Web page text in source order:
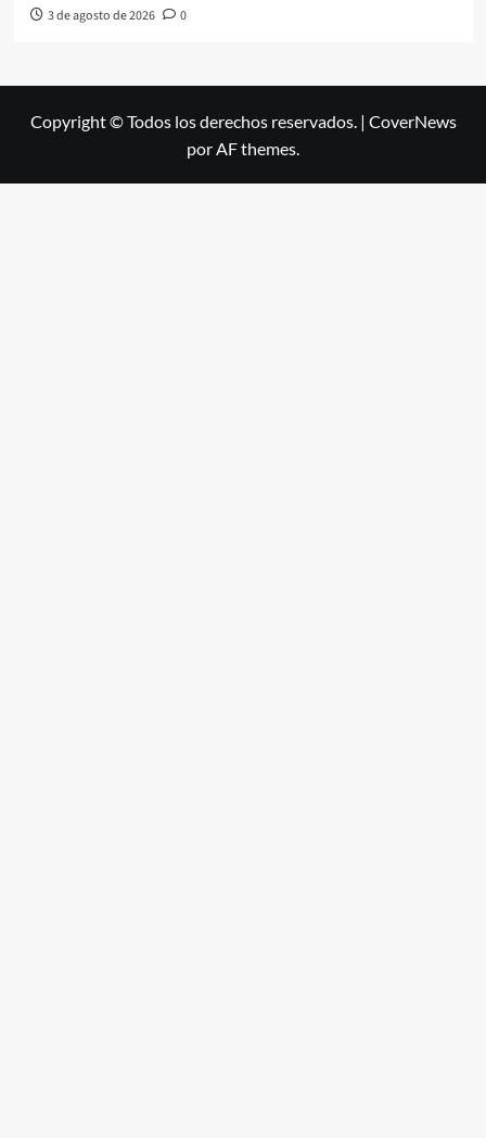
3 de agosto de 2026 0
Copyright © Todos los derechos reservados. | CoverNews
por AF themes.